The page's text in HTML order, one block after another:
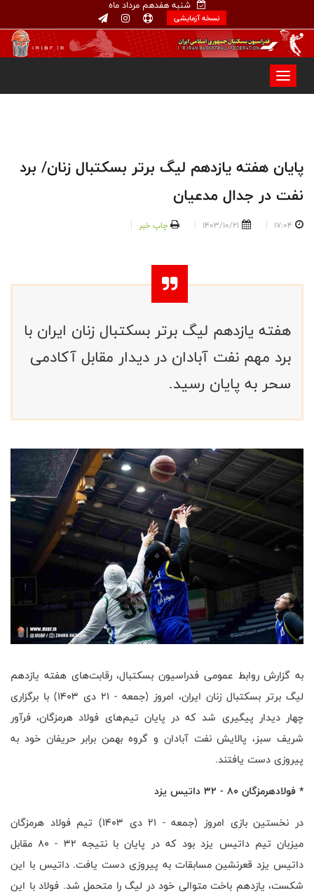
شنبه هفدهم مرداد ماه
نسخه آزمایشی
پایان هفته یازدهم لیگ برتر بسکتبال زنان/ برد
نفت در جدال مدعیان
17:04
1403/10/21 چاپ خبر
هفته یازدهم لیگ برتر بسکتبال زنان ایران با
برد مهم نفت آبادان در دیدار مقابل آکادمی
سحر به پایان رسید.
به گزارش روابط عمومی فدراسیون بسکتبال، رقابت‌های هفته یازدهم
لیگ برتر بسکتبال زنان ایران، امروز (جمعه - ۲۱ دی ۱۴۰۳) با برگزاری
چهار دیدار پیگیری شد که در پایان تیم‌های فولاد هرمزگان، فرآور
شریف سبز، پالایش نفت آبادان و گروه بهمن برابر حریفان خود به
پیروزی دست یافتند.
* فولادهرمزگان ۸۰ - ۳۲ داتیس یزد
در نخستین بازی امروز (جمعه - ۲۱ دی ۱۴۰۳) تیم فولاد هرمزگان
میزبان تیم داتیس یزد بود که در پایان با نتیجه ۳۲ - ۸۰ مقابل
داتیس یزد قعرنشین مسابقات به پیروزی دست یافت. داتیس با این
شکست، یازدهم باخت متوالی خود در لیگ را متحمل شد. فولاد با این